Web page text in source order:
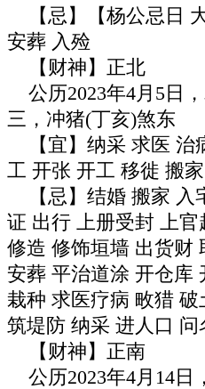
【忌】【杨公忌日
安葬 入殓
【财神】正北
公历2023年4月5日
三，冲猪(丁亥)煞东
【宜】纳采 求医 治
工 开张 开工 移徙 搬
【忌】结婚 搬家 入
证 出行 上册受封 上
修造 修饰垣墙 出货财
安葬 平治道涂 开仓库
栽种 求医疗病 畋猎
筑堤防 纳采 进人口 问
【财神】正南
公历2023年4月14日